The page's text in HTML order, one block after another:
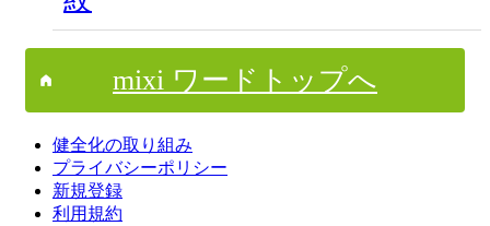
mixi ワードトップへ
健全化の取り組み
プライバシーポリシー
新規登録
利用規約